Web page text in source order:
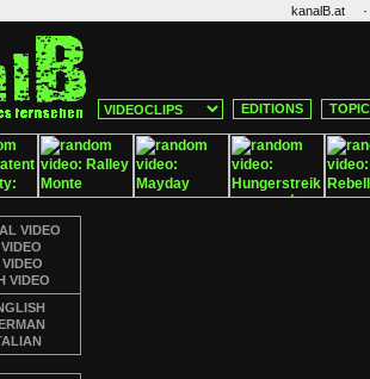
kanalB.at ·
EDITIONS
VIDEO
VIDEO